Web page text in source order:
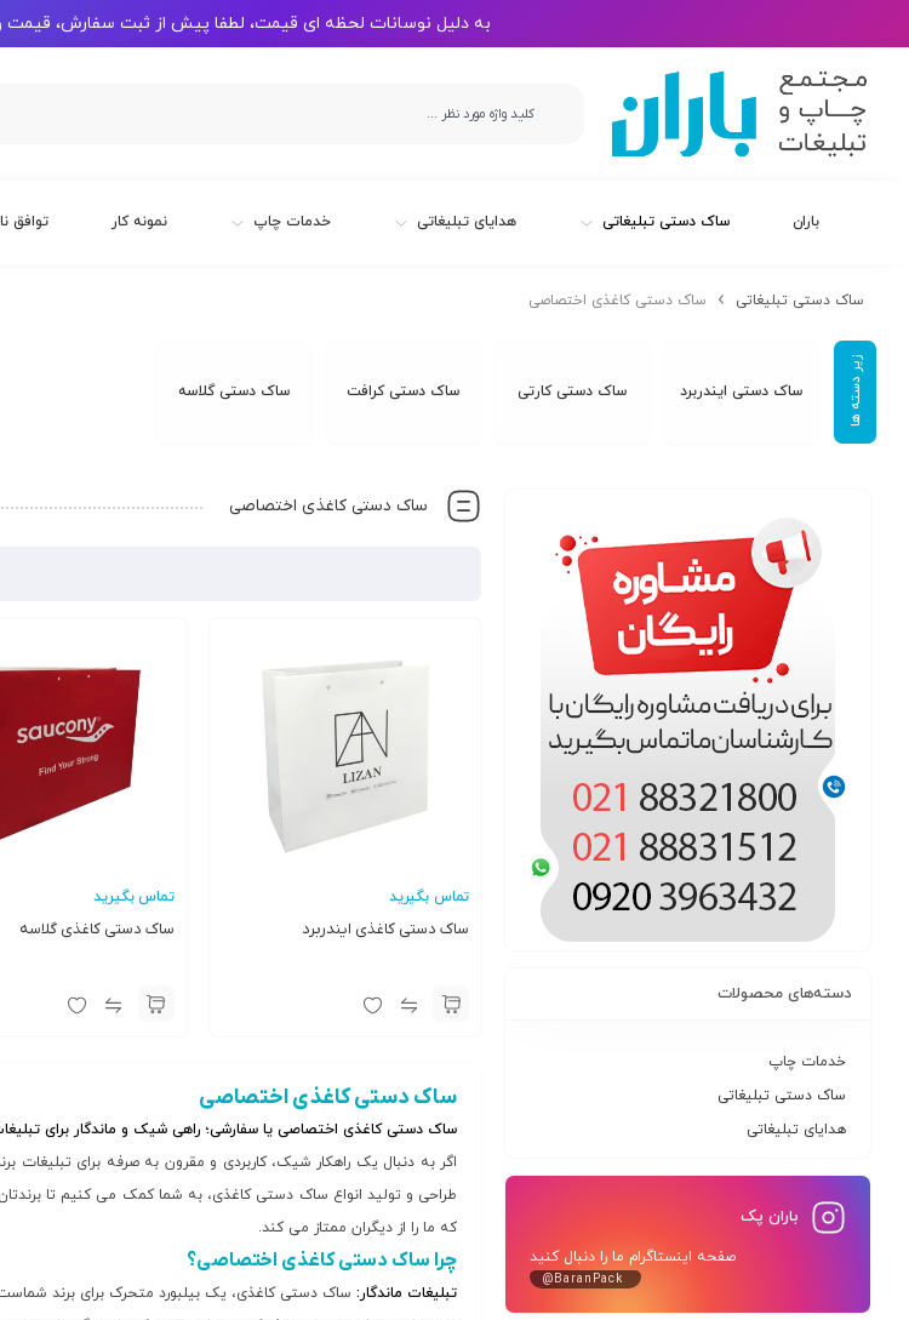
به دلیل نوسانات لحظه ای قیمت، لطفا پیش از ثبت سفارش، قیمت
باران ساک دستی تبلیغاتی هدایای تبلیغاتی خدمات چاپ نمونه کار توافق
ساک دستی تبلیغاتی ساک دستی کاغذی اختصاصی
ساک دستی ایندربرد ساک دستی کارتی ساک دستی کرافت ساک دستی گلاسه
دسته‌های محصولات
خدمات چاپ
ساک دستی تبلیغاتی
هدایای تبلیغاتی
باران پک
صفحه اینستاگرام ما را دنبال کنید
@BaranPack
ساک دستی کاغذی اختصاصی
تماس بگیرید
ساک دستی کاغذی ایندربرد
تماس بگیرید
ساک دستی کاغذی گلاسه
ساک دستی کاغذی اختصاصی
ساک دستی کاغذی اختصاصی یا سفارشی؛ راهی شیک و ماندگار برای
اگر به دنبال یک راهکار شیک، کاربردی و مقرون به صرفه برای
طراحی و تولید انواع ساک دستی کاغذی، به شما کمک می کنیم تا
که ما را از دیگران ممتاز می کند.
چرا ساک دستی کاغذی اختصاصی؟
تبلیغات ماندگار:ساک دستی کاغذی، یک بیلبورد متحرک برای برند